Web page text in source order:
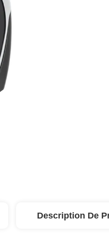
Description De